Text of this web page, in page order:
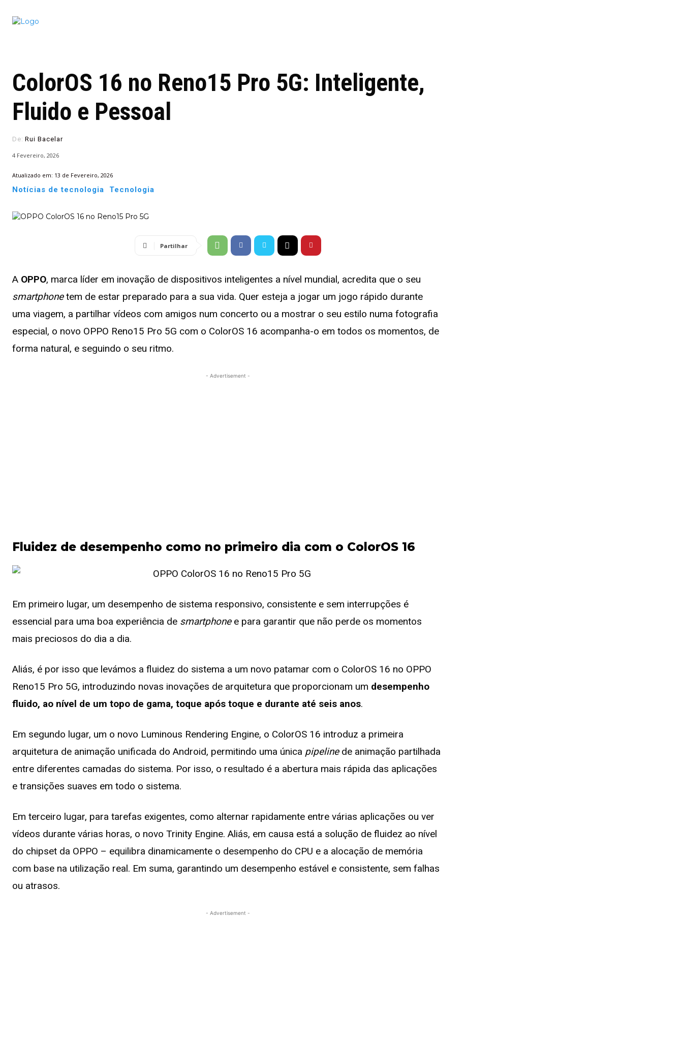
ColorOS 16 no Reno15 Pro 5G: Inteligente,
Fluido e Pessoal
De: Rui Bacelar
4 Fevereiro, 2026
Atualizado em: 13 de Fevereiro, 2026
Notícias de tecnologia Tecnologia
Partilhar
A OPPO, marca líder em inovação de dispositivos inteligentes a nível mundial, acredita que o seu
smartphonetem de estar preparado para a sua vida. Quer esteja a jogar um jogo rápido durante
uma viagem, a partilhar vídeos com amigos num concerto ou a mostrar o seu estilo numa fotografia
especial, o novo OPPO Reno15 Pro 5G com o ColorOS 16 acompanha-o em todos os momentos, de
forma natural, e seguindo o seu ritmo.
- Advertisement -
Fluidez de desempenho como no primeiro dia com o ColorOS 16
Em primeiro lugar, um desempenho de sistema responsivo, consistente e sem interrupções é
essencial para uma boa experiência de smartphonee para garantir que não perde os momentos
mais preciosos do dia a dia.
Aliás, é por isso que levámos a fluidez do sistema a um novo patamar com o ColorOS 16 no OPPO
Reno15 Pro 5G, introduzindo novas inovações de arquitetura que proporcionam um desempenho
fluido, ao nível de um topo de gama, toque após toque e durante até seis anos.
Em segundo lugar, um o novo Luminous Rendering Engine, o ColorOS 16 introduz a primeira
arquitetura de animação unificada do Android, permitindo uma única pipelinede animação partilhada
entre diferentes camadas do sistema. Por isso, o resultado é a abertura mais rápida das aplicações
e transições suaves em todo o sistema.
Em terceiro lugar, para tarefas exigentes, como alternar rapidamente entre várias aplicações ou ver
vídeos durante várias horas, o novo Trinity Engine. Aliás, em causa está a solução de fluidez ao nível
do chipset da OPPO – equilibra dinamicamente o desempenho do CPU e a alocação de memória
com base na utilização real. Em suma, garantindo um desempenho estável e consistente, sem falhas
ou atrasos.
- Advertisement -